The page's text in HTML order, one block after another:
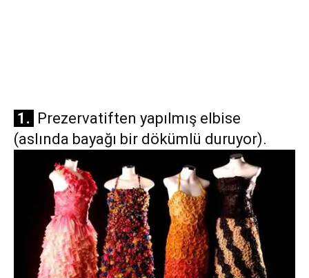
1. Prezervatiften yapılmış elbise
(aslında bayağı bir dökümlü duruyor).